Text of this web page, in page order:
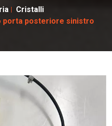
Cristalli
posteriore sinistro